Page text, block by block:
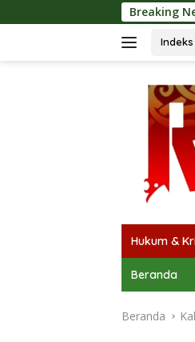
ke
Breaking
Hukum &
Beranda
Beranda